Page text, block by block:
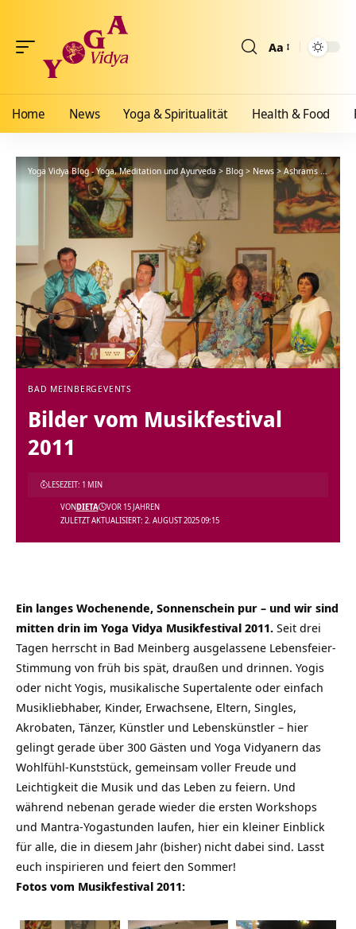
Aa
Home News Yoga & Spiritualität Health & Food
Yoga Vidya Blog - Yoga, Meditation und Ayurveda > Blog > News >Ashrams> Bad
BAD MEINBERG EVENTS
Bilder vom Musikfestival
2011
ZULETZT AKTUALISIERT: 2. AUGUST 2025 09:15
VONDIETA VOR 15 JAHREN
LESEZEIT: 1 MIN
Ein langes Wochenende, Sonnenschein pur – und wir sind
mitten drin im Yoga Vidya Musikfestival 2011. Seit drei
Tagen herrscht in Bad Meinberg ausgelassene Lebensfeier-
Stimmung von früh bis spät, draußen und drinnen. Yogis
oder nicht Yogis, musikalische Supertalente oder einfach
Musikliebhaber, Kinder, Erwachsene, Eltern, Singles,
Akrobaten, Tänzer, Künstler und Lebenskünstler – hier
gelingt gerade über 300 Gästen und Yoga Vidyanern das
Wohlfühl-Kunststück, gemeinsam voller Freude und
Leichtigkeit die Musik und das Leben zu feiern. Und
während nebenan gerade wieder die ersten Workshops
und Mantra-Yogastunden laufen, hier ein kleiner Einblick
für alle, die in diesem Jahr (bisher) nicht dabei sind. Lasst
euch inspirieren und feiert den Sommer!
Fotos vom Musikfestival 2011: